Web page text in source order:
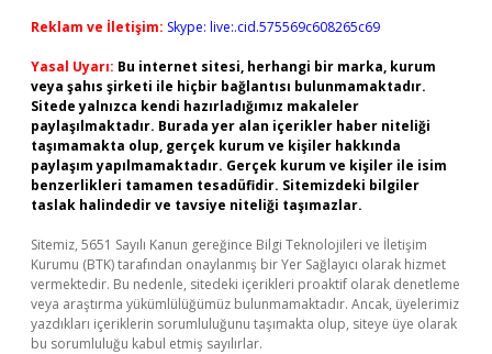
Reklam ve İletişim: Skype: live:.cid.575569c608265c69
Yasal Uyarı: Bu internet sitesi, herhangi bir marka, kurum
veya şahıs şirketi ile hiçbir bağlantısı bulunmamaktadır.
Sitede yalnızca kendi hazırladığımız makaleler
paylaşılmaktadır. Burada yer alan içerikler haber niteliği
taşımamakta olup, gerçek kurum ve kişiler hakkında
paylaşım yapılmamaktadır. Gerçek kurum ve kişiler ile isim
benzerlikleri tamamen tesadüfidir. Sitemizdeki bilgiler
taslak halindedir ve tavsiye niteliği taşımazlar.
Sitemiz, 5651 Sayılı Kanun gereğince Bilgi Teknolojileri ve İletişim
Kurumu (BTK) tarafından onaylanmış bir Yer Sağlayıcı olarak hizmet
vermektedir. Bu nedenle, sitedeki içerikleri proaktif olarak denetleme
veya araştırma yükümlülüğümüz bulunmamaktadır. Ancak, üyelerimiz
yazdıkları içeriklerin sorumluluğunu taşımakta olup, siteye üye olarak
bu sorumluluğu kabul etmiş sayılırlar.